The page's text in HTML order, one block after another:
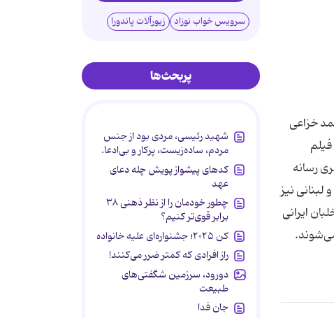
خزاعی
فیلم
رسانه
نیز
ایرانی
سرویس خواب نوزاد زیورآلات پاندورا
پربحث‌ها
شهید رئیسی، مردی بود از جنس
مردم، ساده‌زیست، پرکار و بی‌ادعا.
کدهای پیشواز پویش چله دعای
عهد
چطور خودمان را از نظر ذهنی ۳۸
برابر قوی‌تر کنیم؟
کن ۲۰۲۵؛ جشنواره‌ای علیه خانواده
راز افرادی که کمتر ضرر می‌کنند!
دورود، سرزمین شگفتی‌های
طبیعت
جان فدا